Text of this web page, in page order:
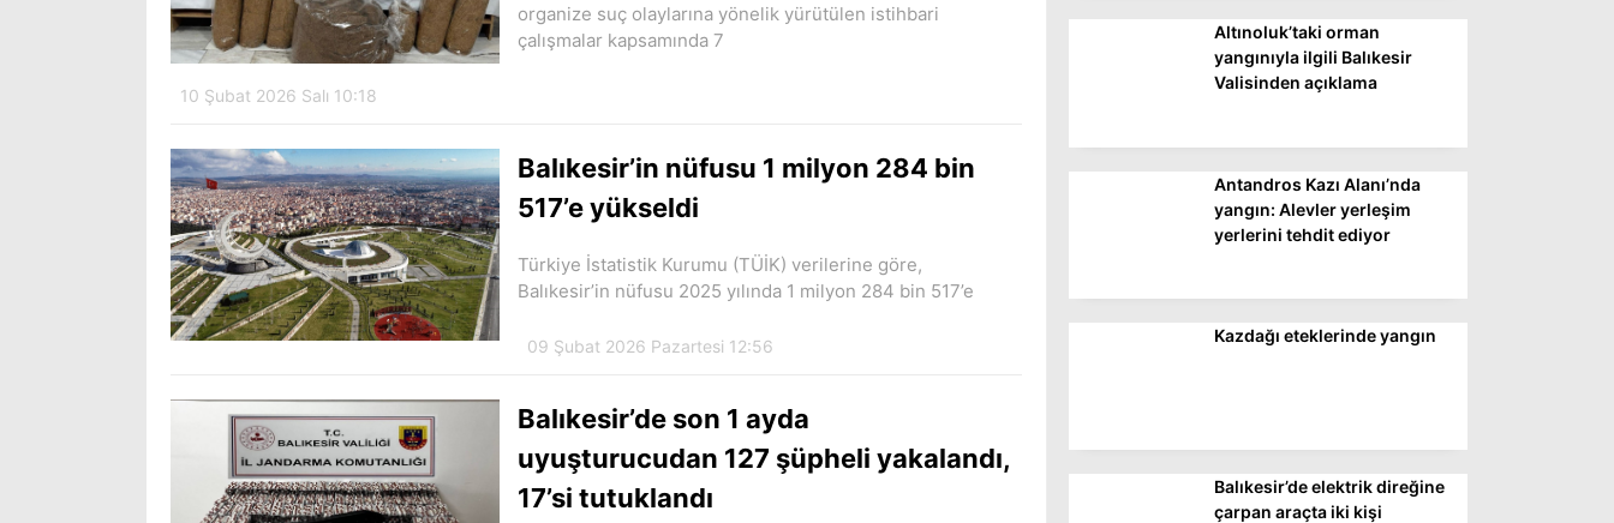
organize suç olaylarına yönelik yürütülen istihbari
çalışmalar kapsamında 7
10 Şubat 2026 Salı 10:18
Balıkesir’in nüfusu 1 milyon 284 bin
517’e yükseldi
Türkiye İstatistik Kurumu (TÜİK) verilerine göre,
Balıkesir’in nüfusu 2025 yılında 1 milyon 284 bin 517’e
09 Şubat 2026 Pazartesi 12:56
Balıkesir’de son 1 ayda
uyuşturucudan 127 şüpheli yakalandı,
17’si tutuklandı
Altınoluk’taki orman
yangınıyla ilgili Balıkesir
Valisinden açıklama
Antandros Kazı Alanı’nda
yangın: Alevler yerleşim
yerlerini tehdit ediyor
Kazdağı eteklerinde yangın
Balıkesir’de elektrik direğine
çarpan araçta iki kişi